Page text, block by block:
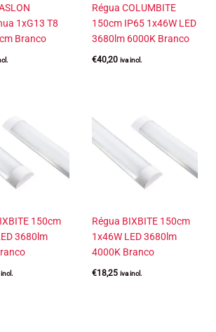
1xG13 T8
Branco
Régua COLUMBITE
150cm IP65 1x46W LED
3680lm 6000K Branco
€40,20 iva incl.
150cm
3680lm
Régua BIXBITE 150cm
1x46W LED 3680lm
4000K Branco
€18,25 iva incl.